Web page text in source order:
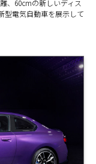
、60cmの新しいディス
型電気自動車を展示して